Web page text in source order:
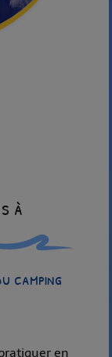
à
camping
en